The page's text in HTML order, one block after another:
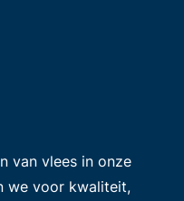
van vlees in onze
we voor kwaliteit,